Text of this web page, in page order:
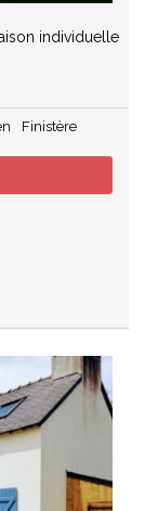
individuelle
Finistère